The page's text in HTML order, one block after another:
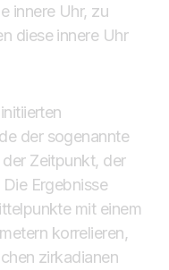
innere Uhr, zu
diese innere Uhr
der sogenannte
Zeitpunkt, der
Ergebnisse
mit einem
korrelieren,
zirkadianen